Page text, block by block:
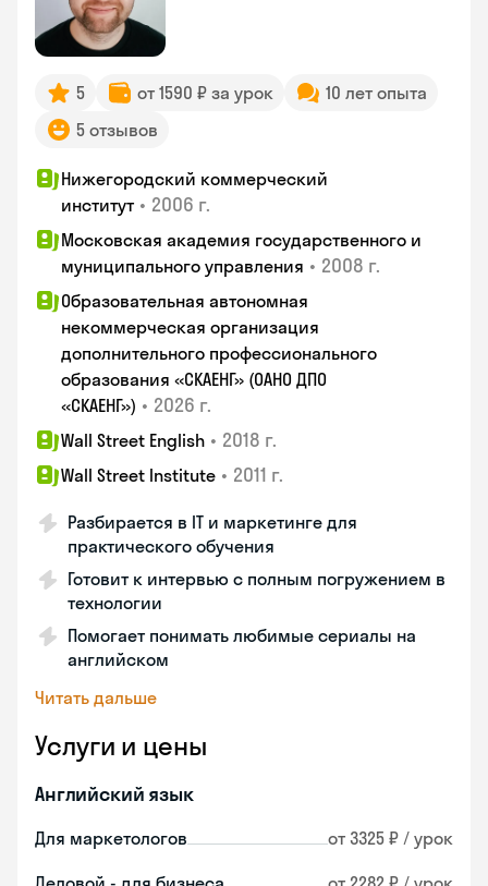
5 от 1590 ₽ за урок
10 лет опыта
5 отзывов
Нижегородский коммерческий
институт • 2006 г.
Московская академия государственного и
муниципального управления • 2008 г.
Образовательная автономная
некоммерческая организация
дополнительного профессионального
образования «СКАЕНГ» (ОАНО ДПО
«СКАЕНГ») • 2026 г.
Wall Street English • 2018 г.
Wall Street Institute • 2011 г.
Разбирается в IT и маркетинге для
практического обучения
Готовит к интервью с полным погружением в
технологии
Помогает понимать любимые сериалы на
английском
Читать дальше
Услуги и цены
Английский язык
Для маркетологов от 3325 ₽ / урок